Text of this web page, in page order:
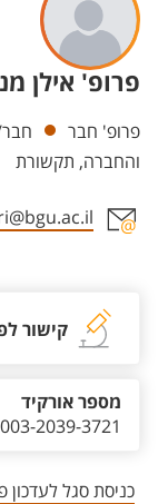
פרופ' אילן
יחידות
פרופ' חבר
והחברה, תקשורת
קישור
2039-3721
מספר אורקיד
כניסת סגל לעדכון